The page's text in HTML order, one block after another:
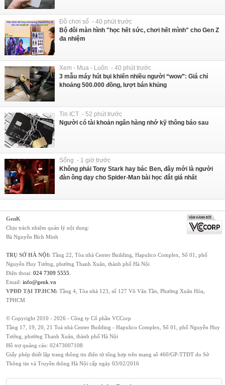
Đồ chơi số - 40 phút trước
Bộ đôi màn hình "học hết sức, chơi hết mình" cho Gen Z
đa nhiệm
Xem - Mua - Luôn - 40 phút trước
3 mẫu máy hút bụi khiến nhiều người “wow”: Giá chỉ
khoảng 500.000 đồng, lượt bán khủng
Tin ICT - 52 phút trước
Người có tài khoản ngân hàng nhớ kỹ thông báo sau
Sống - 1 giờ trước
Không phải Tony Stark hay bác Ben, đây mới là người
đàn ông dạy cho Spider-Man bài học đắt giá nhất
GenK
Chịu trách nhiệm quản lý nội dung:
Bà Nguyễn Bích Minh
TRỤ SỞ HÀ NỘI: Tầng 22, Tòa nhà Center Building, Hapulico Complex, Số 01, phố
Nguyễn Huy Tưởng, phường Thanh Xuân, thành phố Hà Nội
Điện thoại: 024 7309 5555
Email: info@genk.vn
VPĐD TẠI TP.HCM: Tầng 4, Tòa nhà 123, số 127 Võ Văn Tần, Phường Xuân Hòa,
TPHCM
© Copyright 2010 - 2026 - Công ty Cổ phần VCCorp
Tầng 17, 19, 20, 21 Toà nhà Center Building - Hapulico Complex, Số 01, phố Nguyễn Huy
Tưởng, phường Thanh Xuân, thành phố Hà Nội
Hỗ trợ quảng cáo: 02473007108
Giấy phép thiết lập trang thông tin điện tử tổng hợp trên mạng số 460/GP-TTĐT do Sở
Thông tin và Truyền thông Hà Nội cấp ngày 03/02/2016